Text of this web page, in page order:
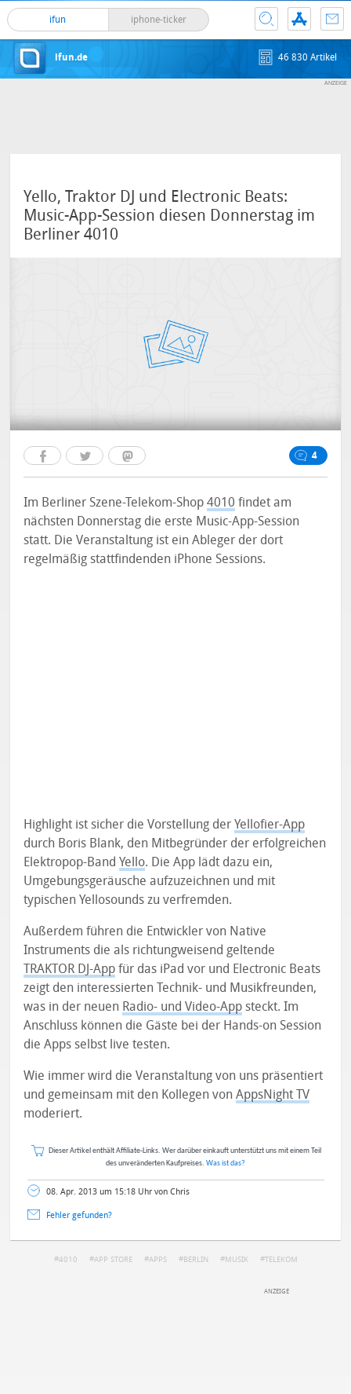
ifun iphone-ticker
ifun.de 46 830 Artikel
Yello, Traktor DJ und Electronic Beats:
Music-App-Session diesen Donnerstag im
Berliner 4010
4
Im Berliner Szene-Telekom-Shop4010 findet am
nächsten Donnerstag die erste Music-App-Session
statt. Die Veranstaltung ist ein Ableger der dort
regelmäßig stattfindenden iPhone Sessions.
Highlight ist sicher die Vorstellung derYellofier-App
durch Boris Blank, den Mitbegründer der erfolgreichen
Elektropop-BandYello. Die App lädt dazu ein,
Umgebungsgeräusche aufzuzeichnen und mit
typischen Yellosounds zu verfremden.
Außerdem führen die Entwickler von Native
Instruments die als richtungweisend geltende
TRAKTOR DJ-App für das iPad vor und Electronic Beats
zeigt den interessierten Technik- und Musikfreunden,
was in der neuen Radio- und Video-App steckt. Im
Anschluss können die Gäste bei der Hands-on Session
die Apps selbst live testen.
Wie immer wird die Veranstaltung von uns präsentiert
und gemeinsam mit den Kollegen vonAppsNight TV
moderiert.
Dieser Artikel enthält Affiliate-Links. Wer darüber einkauft unterstützt uns mit einem Teil
des unveränderten Kaufpreises. Was ist das?
08. Apr. 2013 um 15:18 Uhr von Chris
Fehler gefunden?
4010 APP STORE APPS BERLIN MUSIK TELEKOM